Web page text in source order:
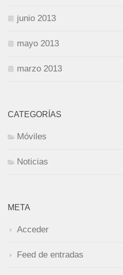
junio 2013
mayo 2013
marzo 2013
CATEGORÍAS
Móviles
Noticias
META
Acceder
Feed de entradas